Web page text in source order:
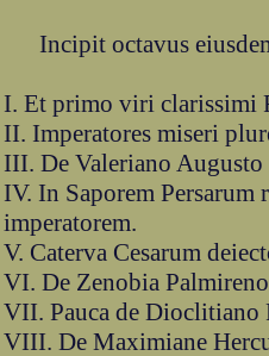
Incipit octavus
I. Et primo viri clarissimi
II. Imperatores miseri
III. De Valeriano
IV. In Saporem Persarum
imperatorem.
V. Caterva Cesarum
VI. De Zenobia
VII. Pauca de Dioclitiano
VIII. De Maximiane